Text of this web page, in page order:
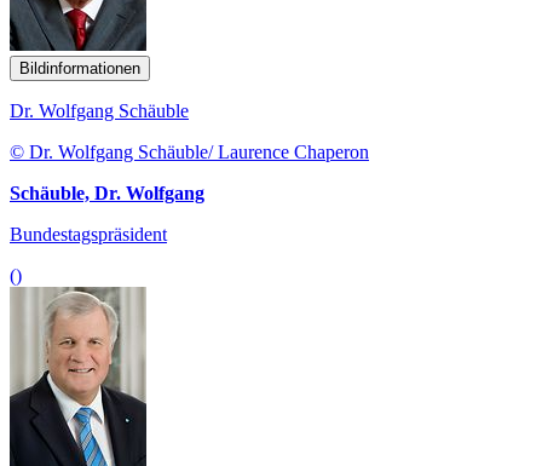
Bildinformationen
Dr. Wolfgang Schäuble
© Dr. Wolfgang Schäuble/ Laurence Chaperon
Schäuble, Dr. Wolfgang
Bundestagspräsident
()